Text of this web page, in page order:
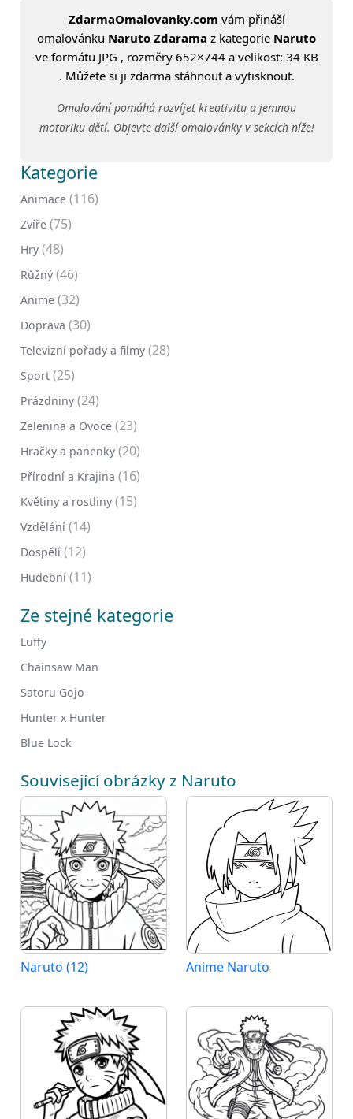
ZdarmaOmalovanky.com vám přináší
omalovánku Naruto Zdarama z kategorie Naruto
ve formátu JPG , rozměry 652×744 a velikost: 34 KB
. Můžete si ji zdarma stáhnout a vytisknout.
Omalování pomáhá rozvíjet kreativitu a jemnou
motoriku dětí. Objevte další omalovánky v sekcích níže!
Kategorie
Animace (116)
Zvíře (75)
Hry (48)
Růžný (46)
Anime (32)
Doprava (30)
Televizní pořady a filmy (28)
Sport (25)
Prázdniny (24)
Zelenina a Ovoce (23)
Hračky a panenky (20)
Přírodní a Krajina (16)
Květiny a rostliny (15)
Vzdělání (14)
Dospělí (12)
Hudební (11)
Ze stejné kategorie
Luffy
Chainsaw Man
Satoru Gojo
Hunter x Hunter
Blue Lock
Související obrázky z Naruto
Naruto (12) Anime Naruto